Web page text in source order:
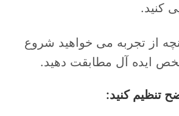
کنید.
از تجربه می خواهید شروع
ایده آل مطابقت دهید.
تنظیم کنید: